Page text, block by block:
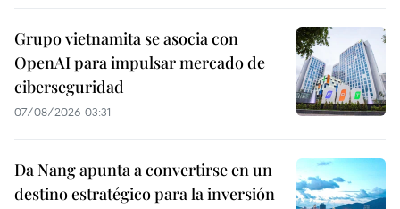
Grupo vietnamita se asocia con
OpenAI para impulsar mercado de
ciberseguridad
07/08/2026 03:31
Da Nang apunta a convertirse en un
destino estratégico para la inversión